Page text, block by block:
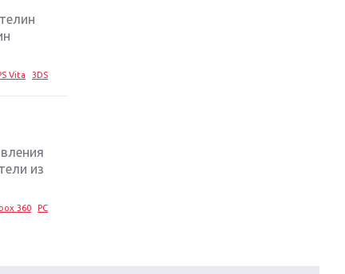
Vita 3DS
из
360 PC